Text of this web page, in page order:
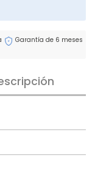
Garantía de 6 meses